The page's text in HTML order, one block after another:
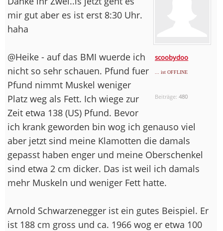
scoobydoo
... ist OFFLINE
Beiträge:480
mir gut aber es ist erst 8:30 Uhr.
haha
@Heike - auf das BMI wuerde ich
nicht so sehr schauen. Pfund fuer
Pfund nimmt Muskel weniger
Platz weg als Fett. Ich wiege zur
Zeit etwa 138 (US) Pfund. Bevor
ich krank geworden bin wog ich genauso viel
aber jetzt sind meine Klamotten die damals
gepasst haben enger und meine Oberschenkel
sind etwa 2 cm dicker. Das ist weil ich damals
mehr Muskeln und weniger Fett hatte.
Arnold Schwarzenegger ist ein gutes Beispiel. Er
ist 188 cm gross und ca. 1966 wog er etwa 100